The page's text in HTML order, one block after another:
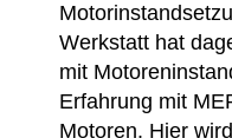
Werkstatt hat
mit
Erfahrung mit
Motoren. Hier